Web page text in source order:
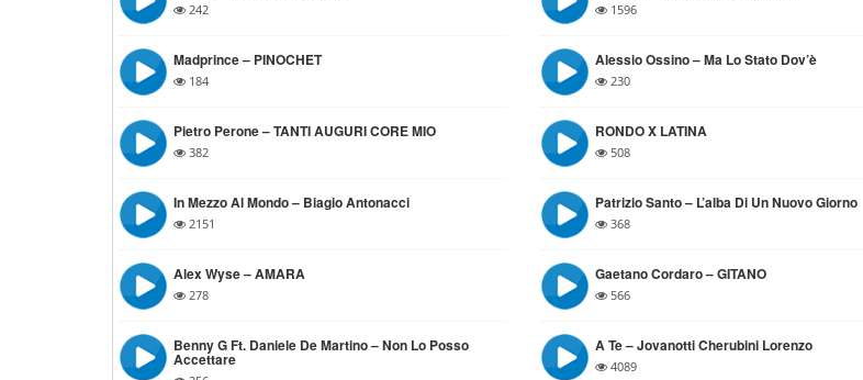
242 1596
Madprince – PINOCHET
184
Alessio Ossino – Ma Lo Stato Dov’è
230
Pietro Perone – TANTI AUGURI CORE MIO
382
RONDO X LATINA
508
In Mezzo Al Mondo – Biagio Antonacci
2151
Patrizio Santo – L’alba Di Un Nuovo Giorno
368
Alex Wyse – AMARA
278
Gaetano Cordaro – GITANO
566
Benny G Ft. Daniele De Martino – Non Lo Posso
Accettare
A Te – Jovanotti Cherubini Lorenzo
4089